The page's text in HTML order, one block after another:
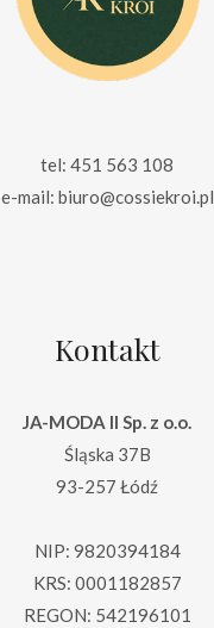
tel: 451 563 108
e-mail: biuro@cossiekroi.pl
Kontakt
JA-MODA II Sp. z o.o.
Śląska 37B
93-257 Łódź
NIP: 9820394184
KRS: 0001182857
REGON: 542196101